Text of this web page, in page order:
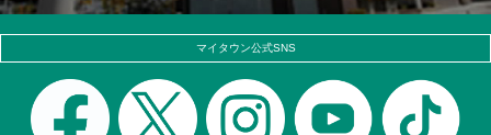
マイタウン公式SNS